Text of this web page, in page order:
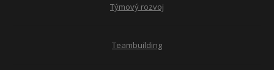
Týmový rozvoj
Teambuilding